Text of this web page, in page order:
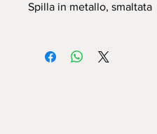
Spilla in metallo, smaltata
Chiusura a farfalla, in metallo